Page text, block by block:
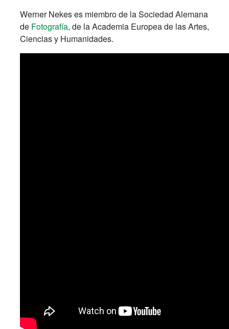
Werner Nekeses miembrode la Sociedad Alemana
de Fotografía, de la Academia Europeade las Artes,
Ciencias y Humanidades.